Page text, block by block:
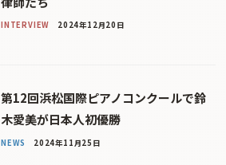
INTERVIEW 2024年12月20日
第12回浜松国際ピアノコンクールで鈴
木愛美が日本人初優勝
NEWS 2024年11月25日